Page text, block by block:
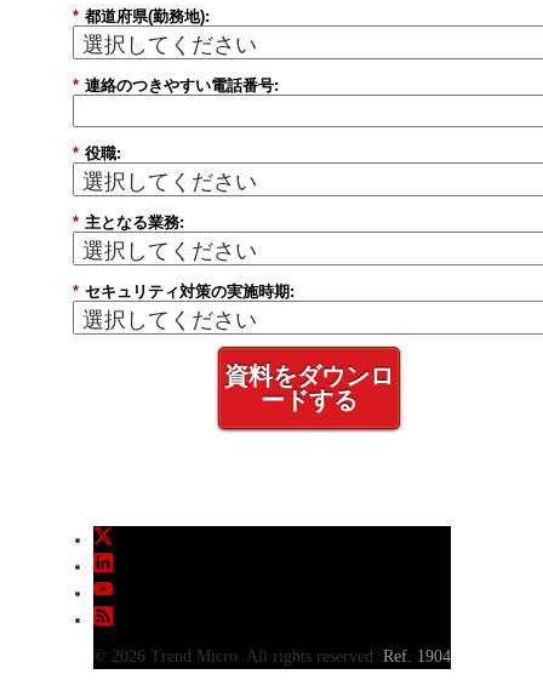
* 都道府県(勤務地):
* 連絡のつきやすい電話番号:
* 役職:
* 主となる業務:
* セキュリティ対策の実施時期:
資料をダウンロ
ードする
© 2026 Trend Micro. All rights reserved. Ref. 1904